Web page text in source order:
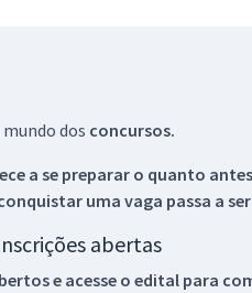
dos concursos.
a se preparar o quanto
uma vaga passa a
abertas
e acesse o edital para